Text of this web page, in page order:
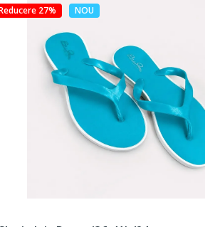
Circumferinta pieptului Circumferinta taliei
74-78
74-78
46% NOU